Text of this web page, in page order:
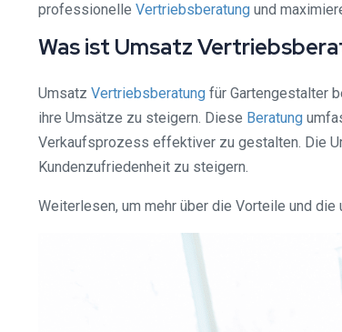
professionelle Vertriebsberatung und
Was ist Umsatz
Umsatz Vertriebsberatung für Gartengestalter
ihre Umsätze zu steigern. Diese Beratung
Verkaufsprozess effektiver zu gestalten. Die
Kundenzufriedenheit zu steigern.
Weiterlesen, um mehr über die Vorteile und